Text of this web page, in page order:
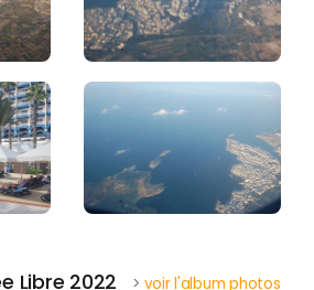
Libre 2022 > voir l'album photos